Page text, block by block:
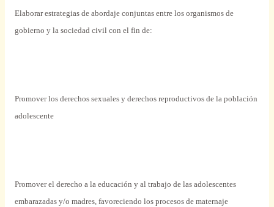
Elaborarestrategias de abordaje conjuntas entrelos organismosde
gobierno y la sociedad civil con el fin de:
Promoverlos derechos sexualesy derechos reproductivos de la población
adolescente
Promoverel derecho a la educación y al trabajo de las adolescentes
embarazadas y/o madres, favoreciendo los procesos de maternaje